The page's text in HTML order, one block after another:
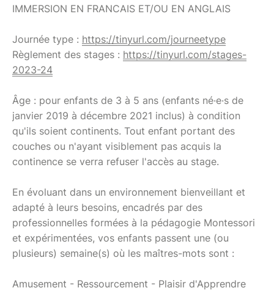
IMMERSION EN FRANCAIS ET/OU EN ANGLAIS
Journée type : https://tinyurl.com/journeetype
Règlement des stages : https://tinyurl.com/stages-
2023-24
Âge : pour enfants de 3 à 5 ans (enfants né·e·s de
janvier 2019 à décembre 2021 inclus) à condition
qu'ils soient continents. Tout enfant portant des
couches ou n'ayant visiblement pas acquis la
continence se verra refuser l'accès au stage.
En évoluant dans un environnement bienveillant et
adapté à leurs besoins, encadrés par des
professionnelles formées à la pédagogie Montessori
et expérimentées, vos enfants passent une (ou
plusieurs) semaine(s) où les maîtres-mots sont :
Amusement - Ressourcement - Plaisir d'Apprendre